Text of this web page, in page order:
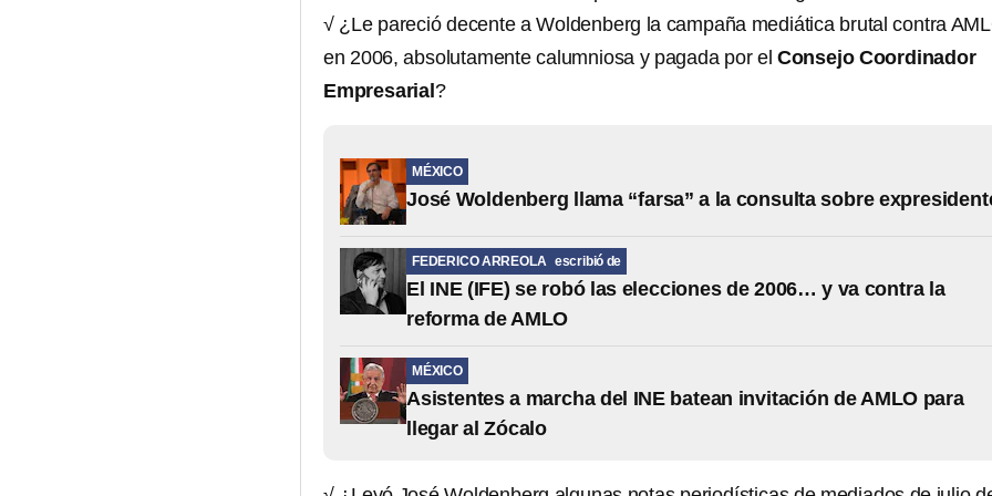
√ ¿Le pareció decente a Woldenberg la campaña mediática brutal contra
en 2006, absolutamente calumniosa y pagada por el Consejo Coordinador
Empresarial ?
MÉXICO
José Woldenberg llama “farsa” a la consulta sobre
FEDERICO ARREOLA escribió de
El INE (IFE) se robó las elecciones de 2006… y va contra la
reforma de AMLO
MÉXICO
Asistentes a marcha del INE batean invitación de AMLO para
llegar al Zócalo